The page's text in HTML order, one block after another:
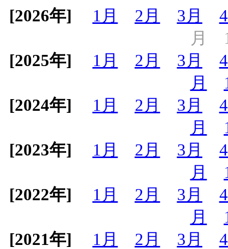
[2026年] 1月 2月 3月
月
[2025年]
1月 2月 3月
月
[2024年]
1月 2月 3月
月
[2023年]
1月 2月 3月
月
[2022年]
1月 2月 3月
月
[2021年]
1月 2月 3月